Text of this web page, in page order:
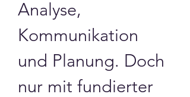
Analyse,
Kommunikation
und Planung. Doch
nur mit fundierter